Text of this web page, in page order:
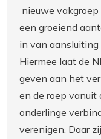
nieuwe
een groeiend
in van aansluiting
Hiermee laat de
geven aan het
en de roep vanuit
onderlinge
verenigen. Daar